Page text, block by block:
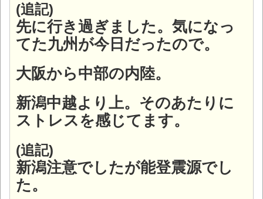
(追記)
先に行き過ぎました。 気になっ
てた九州が今日だったので。
大阪から中部の内陸。
新潟中越より上。そのあたりに
ストレスを感じてます。
(追記)
新潟注意でしたが能登震源でし
た。